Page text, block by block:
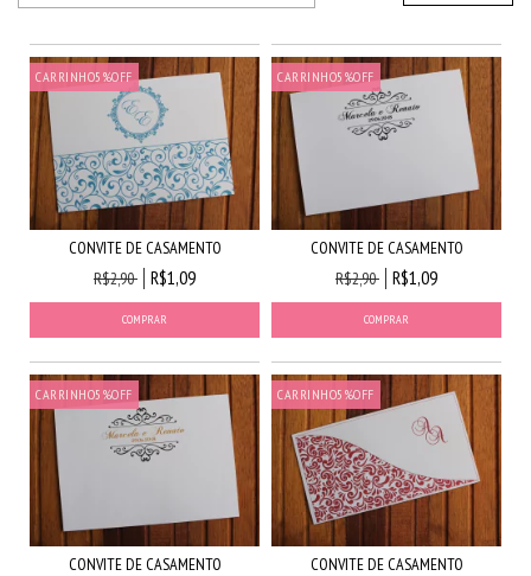
CARRINHO5%OFF
CONVITE DE CASAMENTO
R$2,90
R$1,09
CARRINHO5%OFF
CONVITE DE CASAMENTO
R$2,90
R$1,09
CARRINHO5%OFF
CONVITE DE CASAMENTO
CARRINHO5%OFF
CONVITE DE CASAMENTO